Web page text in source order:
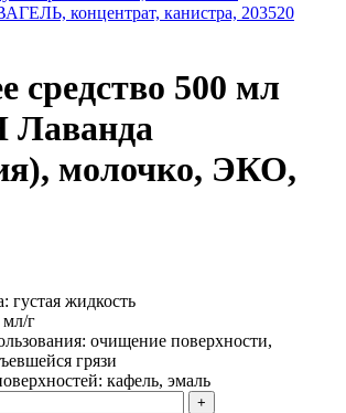
концентрат, канистра, 203520
средство 500 мл
Лаванда
молочко, ЭКО,
густая жидкость
мл/г
очищение поверхности,
грязи
кафель, эмаль